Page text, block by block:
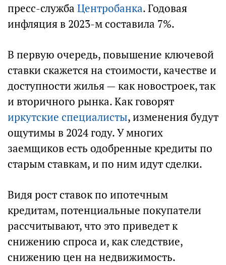
пресс-служба Центробанка. Годовая
инфляция в 2023-м составила 7%.
В первую очередь, повышение ключевой
ставки скажется на стоимости, качестве и
доступности жилья — как новостроек, так
и вторичного рынка. Как говорят
иркутские специалисты, изменения будут
ощутимы в 2024 году. У многих
заемщиков есть одобренные кредиты по
старым ставкам, и по ним идут сделки.
Видя рост ставок по ипотечным
кредитам, потенциальные покупатели
рассчитывают, что это приведет к
снижению спроса и, как следствие,
снижению цен на недвижимость.